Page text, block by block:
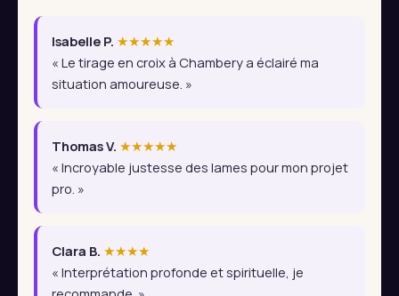
Isabelle P. ★★★★★
« Le tirage en croix à Chambery a éclairé ma
situation amoureuse. »
Thomas V. ★★★★★
« Incroyable justesse des lames pour mon projet
pro. »
Clara B. ★★★★
« Interprétation profonde et spirituelle, je